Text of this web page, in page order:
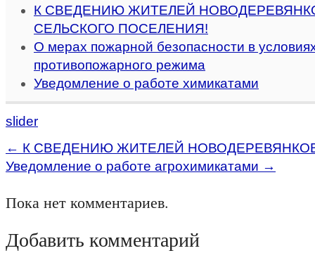
К СВЕДЕНИЮ ЖИТЕЛЕЙ
СЕЛЬСКОГО ПОСЕЛЕНИЯ!
О мерах пожарной безопасности в
противопожарного режима
Уведомление о работе химикатами
slider
← К СВЕДЕНИЮ ЖИТЕЛЕЙ
Уведомление о работе агрохимикатами →
Пока нет комментариев.
Добавить комментарий